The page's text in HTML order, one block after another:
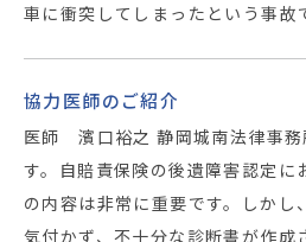
車に衝突してしまったという事
協力医師のご紹介
医師 濱口裕之 静岡城南法律事務
す。自賠責保険の後遺障害認定に
の内容は非常に重要です。しかし
気付かず、不十分な診断書が作